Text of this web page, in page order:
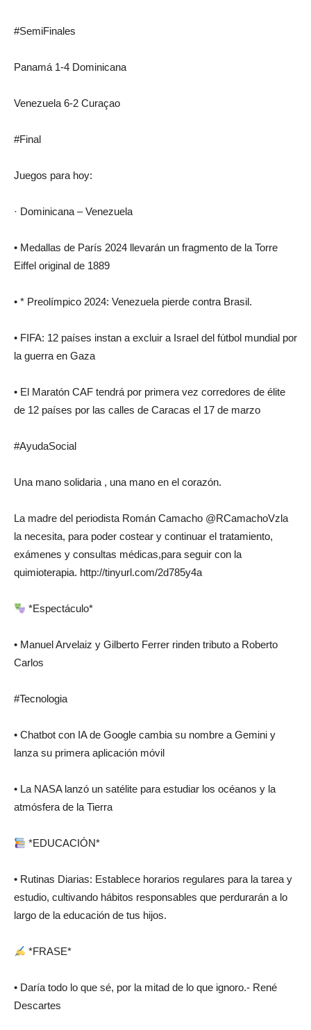
#SemiFinales
Panamá 1-4 Dominicana
Venezuela 6-2 Curaçao
#Final
Juegos para hoy:
· Dominicana – Venezuela
• Medallas de París 2024 llevarán un fragmento de la Torre
Eiffel original de 1889
• * Preolímpico 2024: Venezuela pierde contra Brasil.
• FIFA: 12 países instan a excluir a Israel del fútbol mundial por
la guerra en Gaza
• El Maratón CAF tendrá por primera vez corredores de élite
de 12 países por las calles de Caracas el 17 de marzo
#AyudaSocial
Una mano solidaria , una mano en el corazón.
La madre del periodista Román Camacho @RCamachoVzla
la necesita, para poder costear y continuar el tratamiento,
exámenes y consultas médicas,para seguir con la
quimioterapia. http://tinyurl.com/2d785y4a
*Espectáculo*
• Manuel Arvelaiz y Gilberto Ferrer rinden tributo a Roberto
Carlos
#Tecnologia
• Chatbot con IA de Google cambia su nombre a Gemini y
lanza su primera aplicación móvil
• La NASA lanzó un satélite para estudiar los océanos y la
atmósfera de la Tierra
*EDUCACIÓN*
• Rutinas Diarias: Establece horarios regulares para la tarea y
estudio, cultivando hábitos responsables que perdurarán a lo
largo de la educación de tus hijos.
*FRASE*
• Daría todo lo que sé, por la mitad de lo que ignoro.- René
Descartes